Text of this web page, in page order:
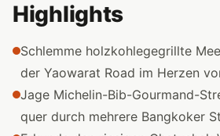
Highlights
Schlemme holzkohlegegrillte
der Yaowarat Road im Herzen
Jage Michelin-Bib-Gourmand-
quer durch mehrere Bangkoker